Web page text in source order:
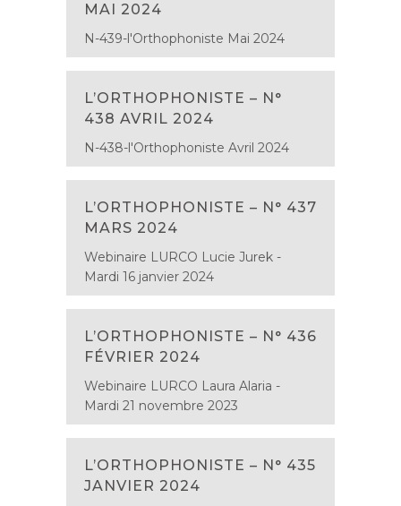
MAI 2024
N-439-l'Orthophoniste Mai 2024
L’ORTHOPHONISTE – N°
438 AVRIL 2024
N-438-l'Orthophoniste Avril 2024
L’ORTHOPHONISTE – N° 437
MARS 2024
Webinaire LURCO Lucie Jurek -
Mardi 16 janvier 2024
L’ORTHOPHONISTE – N° 436
FÉVRIER 2024
Webinaire LURCO Laura Alaria -
Mardi 21 novembre 2023
L’ORTHOPHONISTE – N° 435
JANVIER 2024